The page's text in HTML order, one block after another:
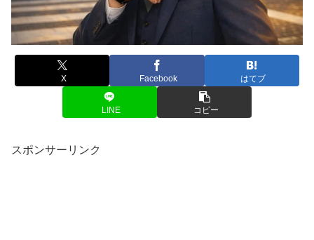
X Facebook はてブ
LINE コピー
スポンサーリンク